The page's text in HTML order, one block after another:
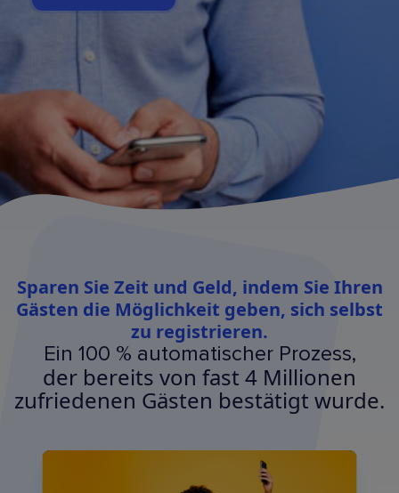
Sparen Sie Zeit und Geld, indem Sie Ihren
Gästen die Möglichkeit geben, sich selbst
zu registrieren.
Ein 100 % automatischer Prozess,
der bereits von fast 4 Millionen
zufriedenen Gästen bestätigt wurde.